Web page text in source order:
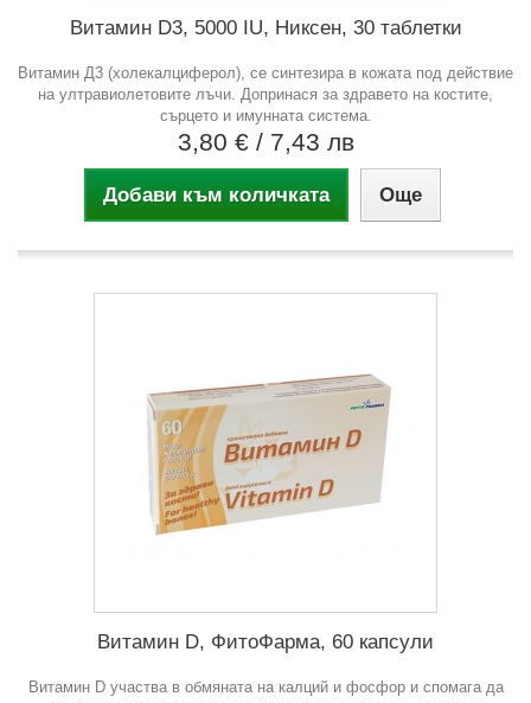
Витамин D3, 5000 IU, Никсен, 30 таблетки
Витамин Д3 (холекалциферол), се синтезира в кожата под действие
на ултравиолетовите лъчи. Допринася за здравето на костите,
сърцето и имунната система.
3,80 € / 7,43 лв
Добави към количката Още
Витамин D, ФитоФарма, 60 капсули
Витамин D участва в обмяната на калций и фoсфор и спомага да